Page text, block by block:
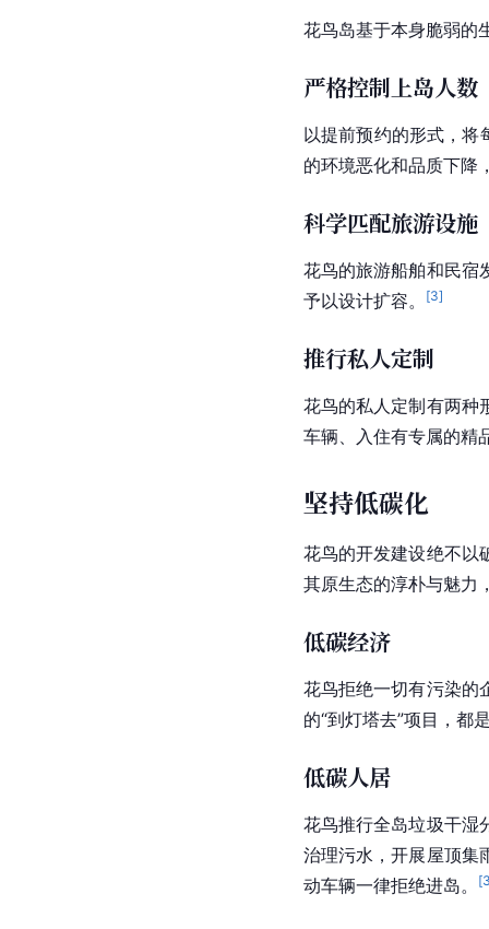
花鸟岛基于本身脆弱的
严格控制上岛人数
以提前预约的形式，
的环境恶化和品质下降
科学匹配旅游设施
花鸟的旅游船舶和民宿
予以设计扩容。
[3]
推行私人定制
花鸟的私人定制有两种
车辆、入住有专属的精
坚持低碳化
花鸟的开发建设绝不以
其原生态的淳朴与魅力
低碳经济
花鸟拒绝一切有污染的
的“到灯塔去”项目，都
低碳人居
花鸟推行全岛垃圾干湿
治理污水，开展屋顶集
动车辆一律拒绝进岛。
[